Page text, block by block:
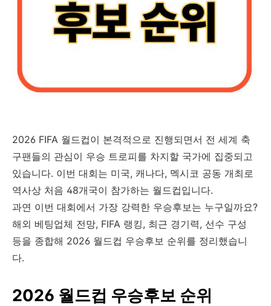
2026 FIFA 월드컵이 본격적으로 진행되면서 전 세계 축
구팬들의 관심이 우승 트로피를 차지할 국가에 집중되고
있습니다. 이번 대회는 미국, 캐나다, 멕시코 공동 개최로
역사상 처음 48개국이 참가하는 월드컵입니다.
과연 이번 대회에서 가장 강력한 우승후보는 누구일까요?
해외 베팅업체 전망, FIFA 랭킹, 최근 경기력, 선수 구성
등을 종합해 2026 월드컵 우승후보 순위를 정리했습니
다.
2026 월드컵 우승후보 순위